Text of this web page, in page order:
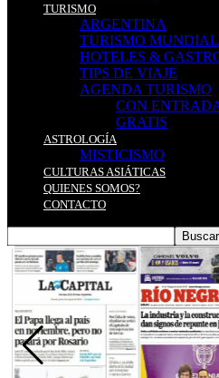
TURISMO
ARGENTINA
TURISMO MUNDIAL
HOTELES &
TIPS DE VIAJE
AGENDA TURISMO
CON
GRATIS
ASTROLOGÍA
MISTICISMO
CULTURAS ASIÁTICAS
QUIENES SOMOS?
CONTACTO